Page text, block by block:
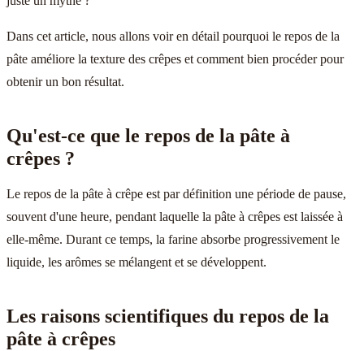
Dans cet article, nous allons voir en détail pourquoi le repos de la
pâte améliore la texture des crêpes et comment bien procéder pour
obtenir un bon résultat.
Qu'est-ce que le repos de la pâte à
crêpes ?
Le repos de la pâte à crêpe est par définition une période de pause,
souvent d'une heure, pendant laquelle la pâte à crêpes est laissée à
elle-même. Durant ce temps, la farine absorbe progressivement le
liquide, les arômes se mélangent et se développent.
Les raisons scientifiques du repos de la
pâte à crêpes